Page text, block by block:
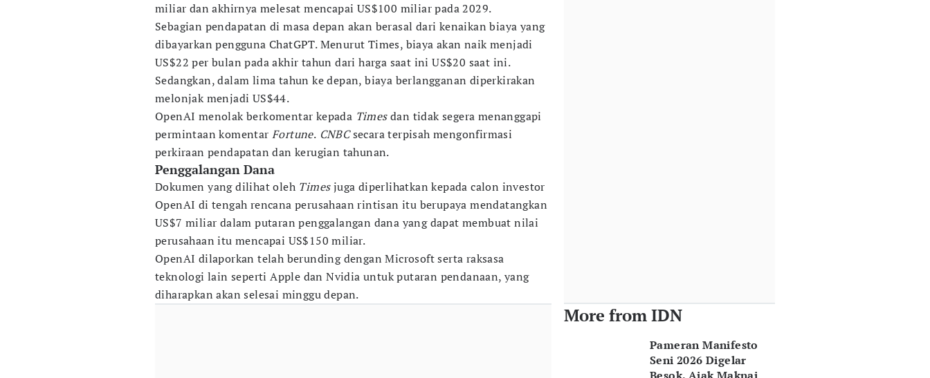
miliar dan akhirnya melesat mencapai US$100 miliar pada 2029.
Sebagian pendapatan di masa depan akan berasal dari kenaikan biaya yang
dibayarkan pengguna ChatGPT. Menurut Times, biaya akan naik menjadi
US$22 per bulan pada akhir tahun dari harga saat ini US$20 saat ini.
Sedangkan, dalam lima tahun ke depan, biaya berlangganan diperkirakan
melonjak menjadi US$44.
OpenAI menolak berkomentar kepada Timesdan tidak segera menanggapi
permintaan komentar Fortune. CNBCsecara terpisah mengonfirmasi
perkiraan pendapatan dan kerugian tahunan.
Penggalangan Dana
Dokumen yang dilihat oleh Timesjuga diperlihatkan kepada calon investor
OpenAI di tengah rencana perusahaan rintisan itu berupaya mendatangkan
US$7 miliar dalam putaran penggalangan dana yang dapat membuat nilai
perusahaan itu mencapai US$150 miliar.
OpenAI dilaporkan telah berunding dengan Microsoft serta raksasa
teknologi lain seperti Apple dan Nvidia untuk putaran pendanaan, yang
diharapkan akan selesai minggu depan.
More from IDN
Pameran Manifesto
Seni 2026 Digelar